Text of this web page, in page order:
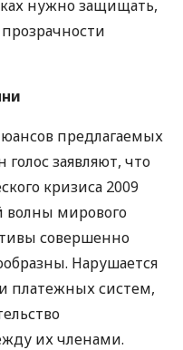
нужно защищать,
предлагаемых
заявляют, что
кризиса 2009
волны мирового
совершенно
Нарушается
платежных систем,
их членами.